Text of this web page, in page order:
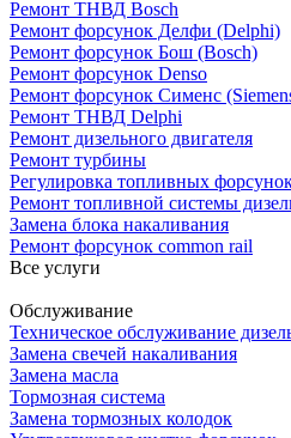
Ремонт ТНВД Bosch
Ремонт форсунок Делфи (Delphi)
Ремонт форсунок Бош (Bosch)
Ремонт форсунок Denso
Ремонт форсунок Сименс
Ремонт ТНВД Delphi
Ремонт дизельного двигателя
Ремонт турбины
Регулировка топливных
Ремонт топливной системы
Замена блока накаливания
Ремонт форсунок common rail
Все услуги
Обслуживание
Техническое обслуживание
Замена свечей накаливания
Замена масла
Тормозная система
Замена тормозных колодок